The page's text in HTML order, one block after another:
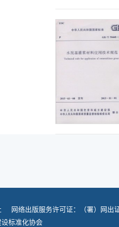
网络出版服务许可证：（署）网出
标准化协会